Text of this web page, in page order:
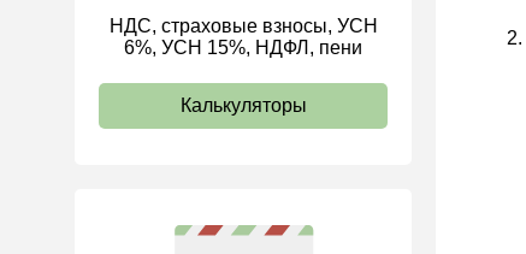
ИП
НДС, страховые взносы, УСН
6%, УСН 15%, НДФЛ, пени
Калькуляторы